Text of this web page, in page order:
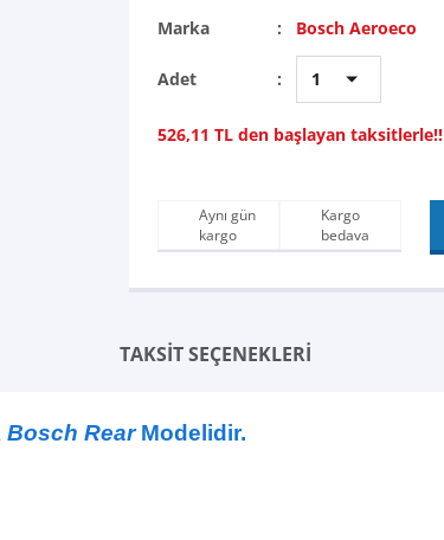
Marka
Bosch Aeroeco
Adet
526,11 TL den başlayan taksitlerle!!
Aynı gün
kargo
Kargo
bedava
TAKSİT SEÇENEKLERİ
Bosch RearModelidir.